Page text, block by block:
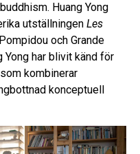
Huang Yong
utställningen Les
och Grande
Yong har blivit känd för
kombinerar
konceptuell